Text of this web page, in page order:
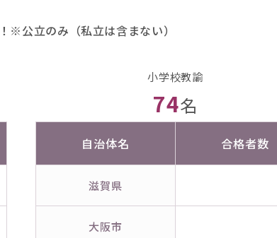
※公立のみ（私立は含まない）
小学校教諭
74名
自治体名 合格者数
滋賀県
大阪市